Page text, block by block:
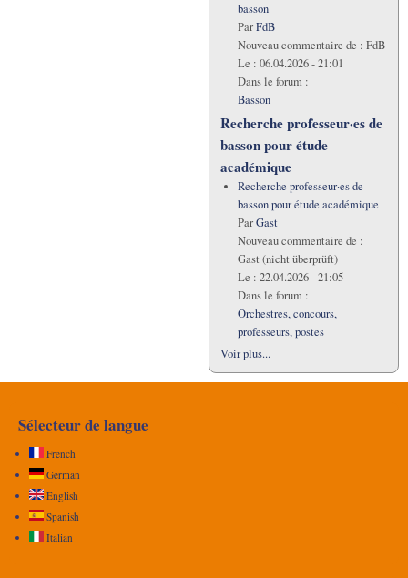
basson
ParFdB
Nouveau commentaire de : FdB
Le : 06.04.2026 - 21:01
Dans le forum :
Basson
Recherche professeur·es de
basson pour étude
académique
Recherche professeur·es de
basson pour étude académique
ParGast
Nouveau commentaire de :
Gast (nicht überprüft)
Le : 22.04.2026 - 21:05
Dans le forum :
Orchestres, concours,
professeurs, postes
Voir plus...
Sélecteur de langue
French
German
English
Spanish
Italian